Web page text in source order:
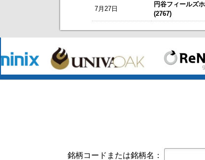
自己株式の取得および自己
コーポレート・ガバナンスに
オープンアップグループ(2154)
今す
2026年6月期 通期決算説明資
京写(6837)
2027年３月期 第１四半期決
日本精密(7771)
今すぐ登録
7月27日
円谷フィールズ
(2767)
銘柄コードまたは銘柄名：